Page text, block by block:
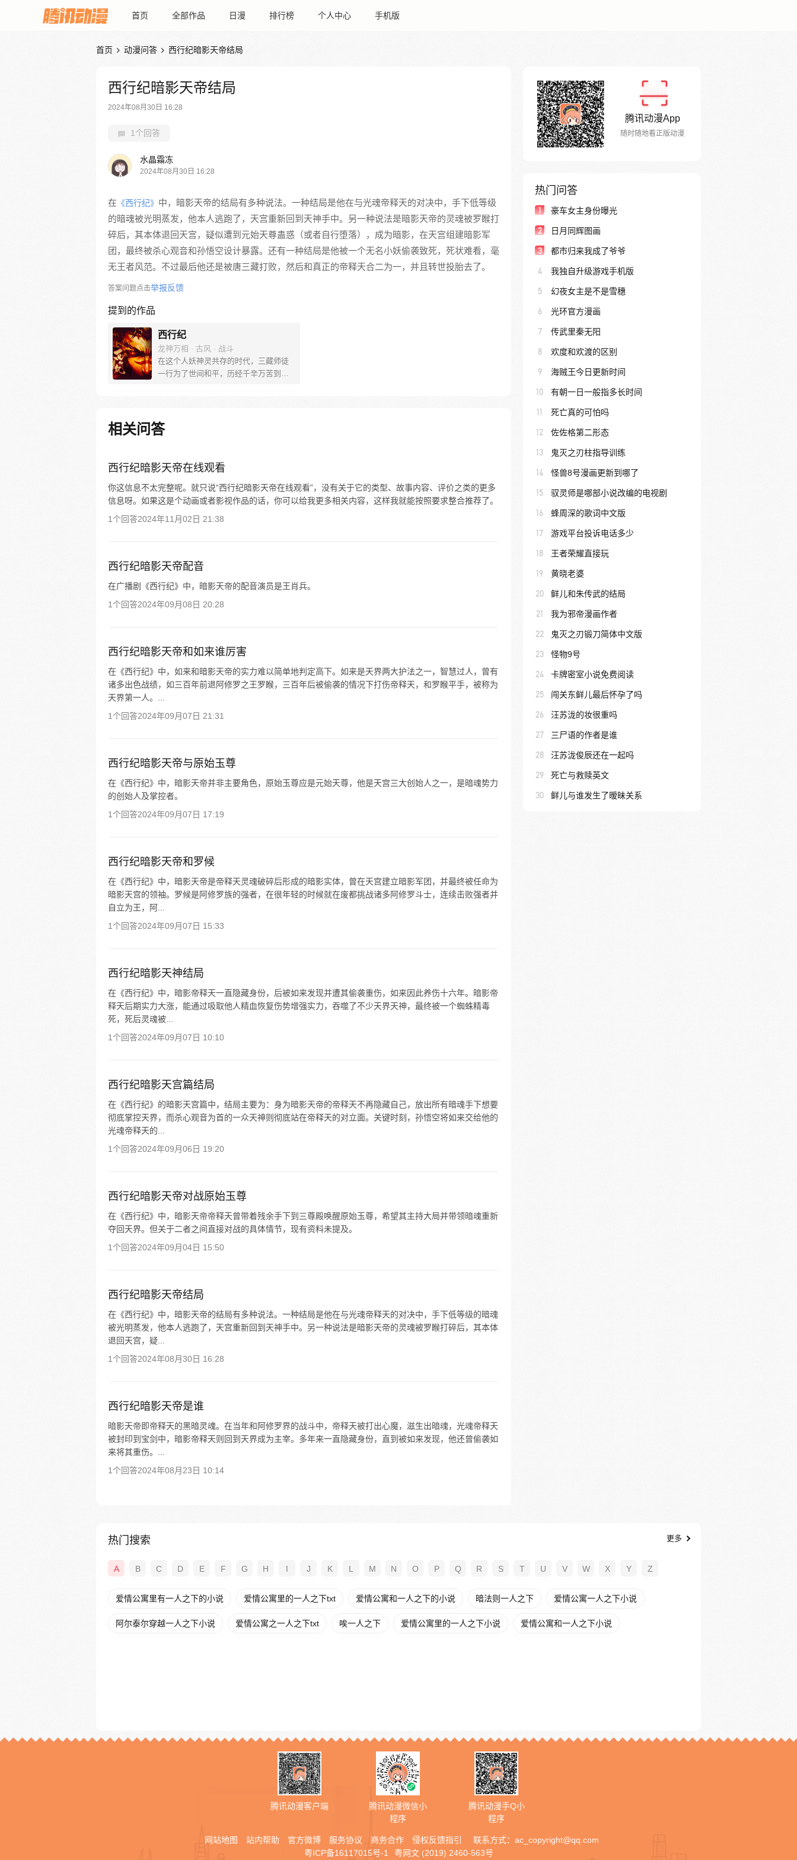
首页 全部作品 日漫 排行榜 个人中心 手机版
首页  动漫问答  西行纪暗影天帝结局
西行纪暗影天帝结局
2024年08月30日 16:28
1个回答
水晶霜冻
2024年08月30日 16:28
在 《西行纪》 中，暗影天帝的结局有多种说法。一种结局是他在与光魂帝释天的对决中，手下低等级
的暗魂被光明蒸发，他本人逃跑了，天宫重新回到天神手中。另一种说法是暗影天帝的灵魂被罗睺打
碎后，其本体退回天宫，疑似遭到元始天尊蛊惑（或者自行堕落），成为暗影，在天宫组建暗影军
团，最终被杀心观音和孙悟空设计暴露。还有一种结局是他被一个无名小妖偷袭致死，死状难看，毫
无王者风范。不过最后他还是被唐三藏打败，然后和真正的帝释天合二为一，并且转世投胎去了。
答案问题点击举报反馈
提到的作品
西行纪
龙神万相 · 古风 · 战斗
在这个人妖神灵共存的时代，三藏师徒
一行为了世间和平，历经千辛万苦到达
位，小狼妖白狼不辞万难，找到唐三藏
大法师，和他一起重新寻回徒弟们，组
旅……
相关问答
西行纪暗影天帝在线观看
你这信息不太完整呢。就只说“西行纪暗影天帝在线观看”，没有关于它的类型、故事内容、评价之类的更多
信息呀。如果这是个动画或者影视作品的话，你可以给我更多相关内容，这样我就能按照要求整合推荐了。
1个回答2024年11月02日 21:38
西行纪暗影天帝配音
在广播剧《西行纪》中，暗影天帝的配音演员是王肖兵。
1个回答2024年09月08日 20:28
西行纪暗影天帝和如来谁厉害
在《西行纪》中，如来和暗影天帝的实力难以简单地判定高下。如来是天界两大护法之一，智慧过人，曾有
诸多出色战绩，如三百年前退阿修罗之王罗睺，三百年后被偷袭的情况下打伤帝释天，和罗睺平手，被称为
天界第一人。...
1个回答2024年09月07日 21:31
西行纪暗影天帝与原始玉尊
在《西行纪》中，暗影天帝并非主要角色，原始玉尊应是元始天尊，他是天宫三大创始人之一，是暗魂势力
的创始人及掌控者。
1个回答2024年09月07日 17:19
西行纪暗影天帝和罗候
在《西行纪》中，暗影天帝是帝释天灵魂破碎后形成的暗影实体，曾在天宫建立暗影军团，并最终被任命为
暗影天宫的领袖。罗候是阿修罗族的强者，在很年轻的时候就在废都挑战诸多阿修罗斗士，连续击败强者并
自立为王，阿...
1个回答2024年09月07日 15:33
西行纪暗影天神结局
在《西行纪》中，暗影帝释天一直隐藏身份，后被如来发现并遭其偷袭重伤，如来因此养伤十六年。暗影帝
释天后期实力大涨，能通过吸取他人精血恢复伤势增强实力，吞噬了不少天界天神，最终被一个蜘蛛精毒
死，死后灵魂被...
1个回答2024年09月07日 10:10
西行纪暗影天宫篇结局
在《西行纪》的暗影天宫篇中，结局主要为：身为暗影天帝的帝释天不再隐藏自己，放出所有暗魂手下想要
彻底掌控天界，而杀心观音为首的一众天神则彻底站在帝释天的对立面。关键时刻，孙悟空将如来交给他的
光魂帝释天的...
1个回答2024年09月06日 19:20
西行纪暗影天帝对战原始玉尊
在《西行纪》中，暗影天帝帝释天曾带着残余手下到三尊殿唤醒原始玉尊，希望其主持大局并带领暗魂重新
夺回天界。但关于二者之间直接对战的具体情节，现有资料未提及。
1个回答2024年09月04日 15:50
西行纪暗影天帝结局
在《西行纪》中，暗影天帝的结局有多种说法。一种结局是他在与光魂帝释天的对决中，手下低等级的暗魂
被光明蒸发，他本人逃跑了，天宫重新回到天神手中。另一种说法是暗影天帝的灵魂被罗睺打碎后，其本体
退回天宫，疑...
1个回答2024年08月30日 16:28
西行纪暗影天帝是谁
暗影天帝即帝释天的黑暗灵魂。在当年和阿修罗界的战斗中，帝释天被打出心魔，滋生出暗魂，光魂帝释天
被封印到宝剑中，暗影帝释天则回到天界成为主宰。多年来一直隐藏身份，直到被如来发现，他还曾偷袭如
来将其重伤。...
1个回答2024年08月23日 10:14
腾讯动漫App
随时随地看正版动漫
热门问答
1 豪车女主身份曝光
2 日月同辉图画
3 都市归来我成了爷爷
4 我独自升级游戏手机版
5 幻夜女主是不是雪穗
6 光环官方漫画
7 传武里秦无阳
8 欢度和欢渡的区别
9 海贼王今日更新时间
10 有朝一日一般指多长时间
11 死亡真的可怕吗
12 佐佐格第二形态
13 鬼灭之刃柱指导训练
14 怪兽8号漫画更新到哪了
15 驭灵师是哪部小说改编的电视剧
16 蜂周深的歌词中文版
17 游戏平台投诉电话多少
18 王者荣耀直接玩
19 黄晓老婆
20 鲜儿和朱传武的结局
21 我为邪帝漫画作者
22 鬼灭之刃锻刀简体中文版
23 怪物9号
24 卡牌密室小说免费阅读
25 闯关东鲜儿最后怀孕了吗
26 汪苏泷的妆很重吗
27 三尸语的作者是谁
28 汪苏泷俊辰还在一起吗
29 死亡与救赎英文
30 鲜儿与谁发生了暧昧关系
热门搜索 更多
A B C D E F G H I J K L M N O P Q R S T U V W X Y Z
爱情公寓里有一人之下的小说 爱情公寓里的一人之下txt 爱情公寓和一人之下的小说 暗法则一人之下 爱情公寓一人之下小说
阿尔泰尔穿越一人之下小说 爱情公寓之一人之下txt 唉一人之下 爱情公寓里的一人之下小说 爱情公寓和一人之下小说
腾讯动漫客户端
腾讯动漫微信小
程序
腾讯动漫手Q小
程序
网站地图 站内帮助 官方微博 服务协议 商务合作 侵权反馈指引 联系方式： ac_copyright@qq.com
粤ICP备16117015号-1
粤网文 (2019) 2460-563号